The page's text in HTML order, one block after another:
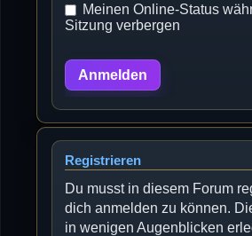
Meinen Online-Status
Sitzung verbergen
Registrieren
Du musst in diesem Forum
dich anmelden zu können.
in wenigen Augenblicken